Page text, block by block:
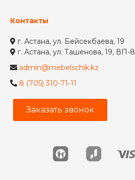
Контакты
г. Астана, ул. Бейсекбаева, 19
г. Астана, ул. Ташенова, 19, ВП-8
admin@mebelschik.kz
8 (705) 310-71-11
Заказать звонок